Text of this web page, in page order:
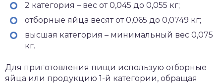
2 категория – вес от 0,045 до 0,055 кг;
отборные яйца весят от 0,065 до 0,0749 кг;
высшая категория – минимальный вес 0,075
кг.
Для приготовления пищи использую отборные
яйца или продукцию 1-й категории, обращая